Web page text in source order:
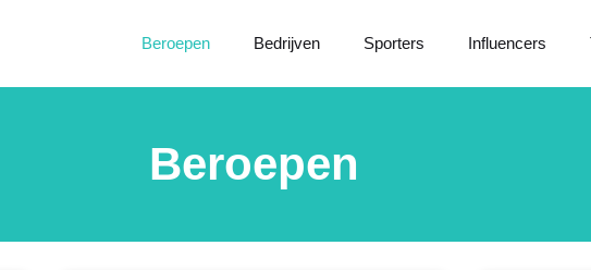
Beroepen Bedrijven Sporters Influencers
Beroepen